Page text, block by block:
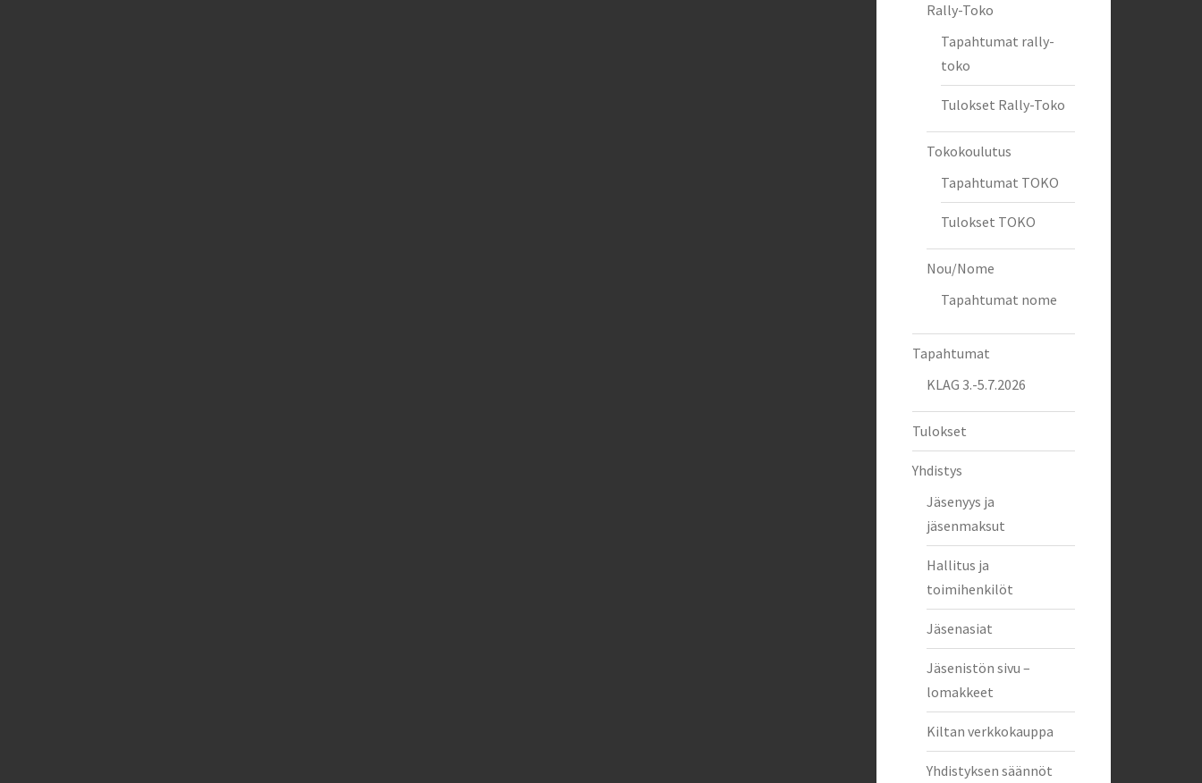
Rally-Toko
Tapahtumat rally-
toko
Tulokset Rally-Toko
Tokokoulutus
Tapahtumat TOKO
Tulokset TOKO
Nou/Nome
Tapahtumat nome
Tapahtumat
KLAG 3.-5.7.2026
Tulokset
Yhdistys
Jäsenyys ja
jäsenmaksut
Hallitus ja
toimihenkilöt
Jäsenasiat
Jäsenistön sivu –
lomakkeet
Kiltan verkkokauppa
Yhdistyksen säännöt